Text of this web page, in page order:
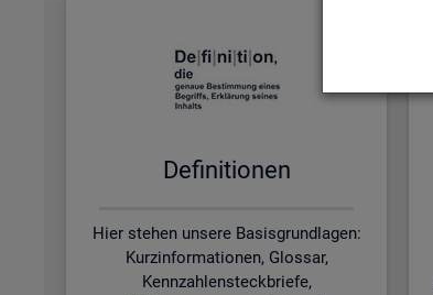
De­fi­ni­tio­nen
Hier stehen unsere Basisgrundlagen:
Kurzinformationen, Glossar,
Kennzahlensteckbriefe,